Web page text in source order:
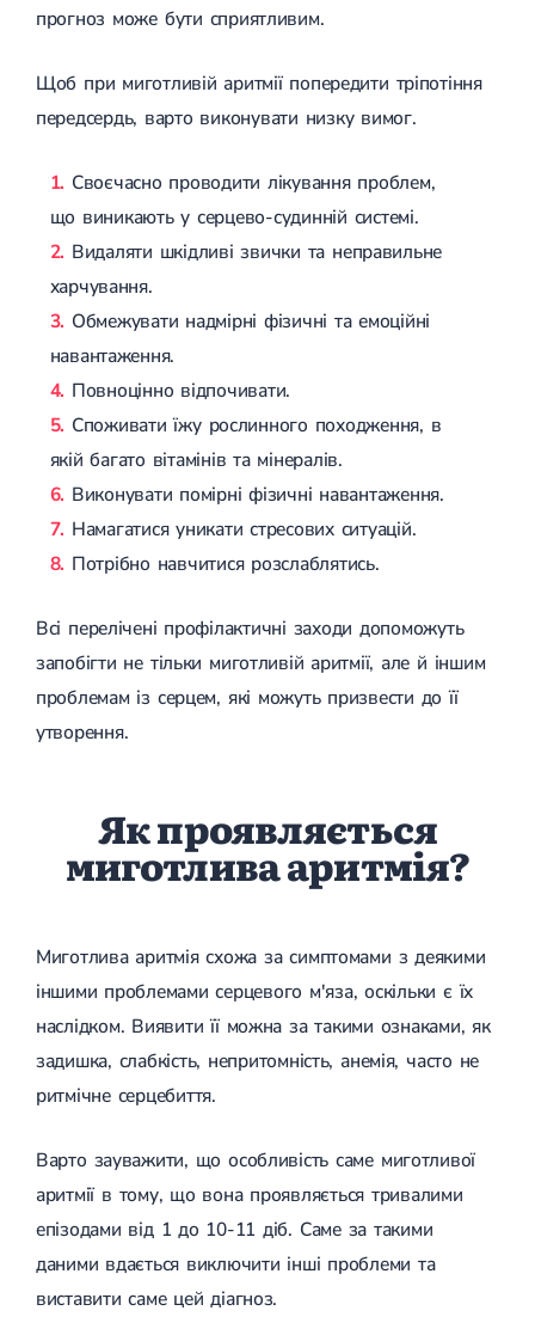
прогноз може бути сприятливим.
Щоб при миготливій аритмії попередити тріпотіння
передсердь, варто виконувати низку вимог.
Своєчасно проводити лікування проблем,
що виникають у серцево-судинній системі.
Видаляти шкідливі звички та неправильне
харчування.
Обмежувати надмірні фізичні та емоційні
навантаження.
Повноцінно відпочивати.
Споживати їжу рослинного походження, в
якій багато вітамінів та мінералів.
Виконувати помірні фізичні навантаження.
Намагатися уникати стресових ситуацій.
Потрібно навчитися розслаблятись.
Всі перелічені профілактичні заходи допоможуть
запобігти не тільки миготливій аритмії, але й іншим
проблемам із серцем, які можуть призвести до її
утворення.
Як проявляється
миготлива аритмія?
Миготлива аритмія схожа за симптомами з деякими
іншими проблемами серцевого м'яза, оскільки є їх
наслідком. Виявити її можна за такими ознаками, як
задишка, слабкість, непритомність, анемія, часто не
ритмічне серцебиття.
Варто зауважити, що особливість саме миготливої ​​
аритмії в тому, що вона проявляється тривалими
епізодами від 1 до 10-11 діб. Саме за такими
даними вдається виключити інші проблеми та
виставити саме цей діагноз.